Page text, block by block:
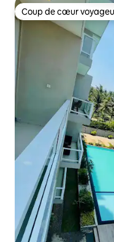
Coup de cœur
Coup de cœur